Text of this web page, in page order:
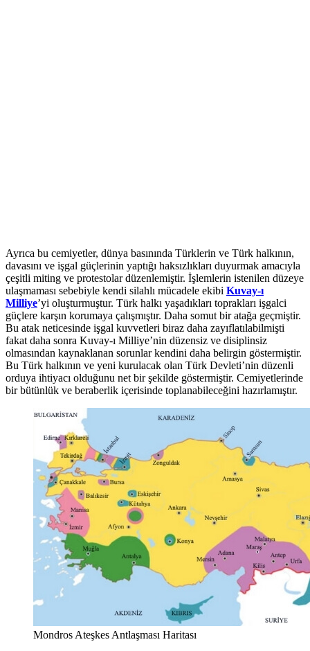
Ayrıca bu cemiyetler, dünya basınında Türklerin ve Türk halkının,
davasını ve işgal güçlerinin yaptığı haksızlıkları duyurmak amacıyla
çeşitli miting ve protestolar düzenlemiştir. İşlemlerin istenilen düzeye
ulaşmaması sebebiyle kendi silahlı mücadele ekibi Kuvay-ı
Milliye’yi oluşturmuştur. Türk halkı yaşadıkları toprakları işgalci
güçlere karşın korumaya çalışmıştır. Daha somut bir atağa geçmiştir.
Bu atak neticesinde işgal kuvvetleri biraz daha zayıflatılabilmişti
fakat daha sonra Kuvay-ı Milliye’nin düzensiz ve disiplinsiz
olmasından kaynaklanan sorunlar kendini daha belirgin göstermiştir.
Bu Türk halkının ve yeni kurulacak olan Türk Devleti’nin düzenli
orduya ihtiyacı olduğunu net bir şekilde göstermiştir. Cemiyetlerinde
bir bütünlük ve beraberlik içerisinde toplanabileceğini hazırlamıştır.
Mondros Ateşkes Antlaşması Haritası